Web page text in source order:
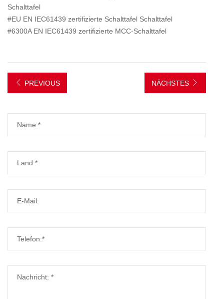
Schalttafel
#EU EN IEC61439 zertifizierte Schalttafel Schalttafel
#6300A EN IEC61439 zertifizierte MCC-Schalttafel
PREVIOUS NÄCHSTES